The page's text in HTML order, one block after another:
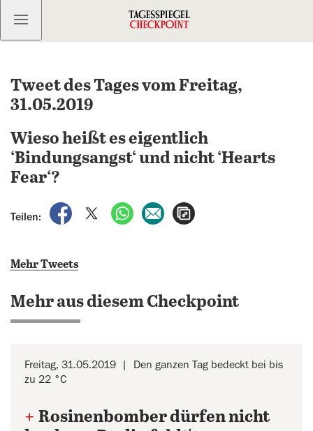
Kostenlos anmelden
Tweet des Tages vom Freitag,
31.05.2019
Wieso heißt es eigentlich
‘Bindungsangst‘ und nicht ‘Hearts
Fear‘?
Teilen:
auf Facebook teilen
auf X teilenper WhatsApp teilen
per E-Mail teilen
Mehr Tweets
Mehr aus diesem Checkpoint
Freitag, 31.05.2019
Den ganzen Tag bedeckt bei bis
zu 22 °C
+ Rosinenbomber dürfen nicht